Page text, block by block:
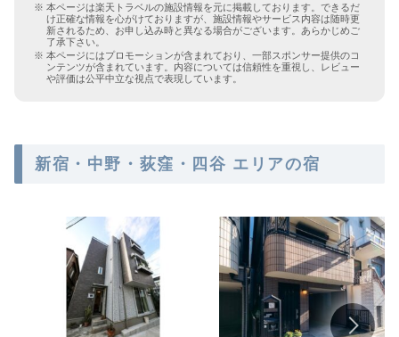
本ページは楽天トラベルの施設情報を元に掲載しております。できるだ
け正確な情報を心がけておりますが、施設情報やサービス内容は随時更
新されるため、お申し込み時と異なる場合がございます。あらかじめご
了承下さい。
本ページにはプロモーションが含まれており、一部スポンサー提供のコ
ンテンツが含まれています。内容については信頼性を重視し、レビュー
や評価は公平中立な視点で表現しています。
新宿・中野・荻窪・四谷 エリアの宿